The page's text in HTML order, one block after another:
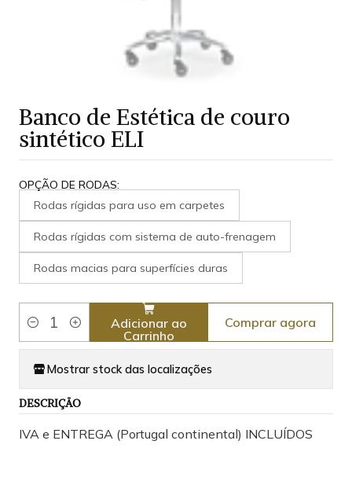
Banco de Estética de couro
sintético ELI
OPÇÃO DE RODAS:
Rodas rígidas para uso em carpetes
Rodas rígidas com sistema de auto-frenagem
Rodas macias para superfícies duras
Quantidade
Adicionar ao
Carrinho
Comprar agora
Mostrar stock das localizações
DESCRIÇÃO
IVA e ENTREGA (Portugal continental) INCLUÍDOS